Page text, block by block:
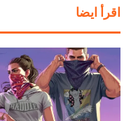
اقرأ ايضا